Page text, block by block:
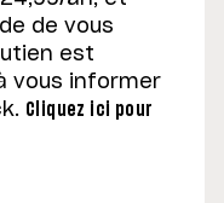
de vous
est
vous informer
Cliquez ici pour